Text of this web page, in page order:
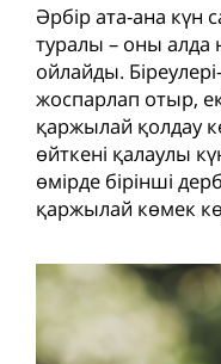
Әрбір ата-ана
туралы – оны алда
ойлайды.
жоспарлап отыр,
қаржылай қолдау
өйткені қалаулы
өмірде бірінші
қаржылай көмек